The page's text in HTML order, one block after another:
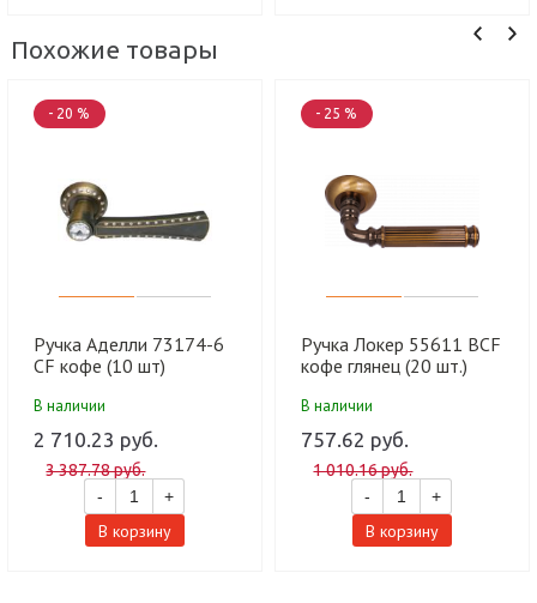
Похожие товары
- 20 %
Ручка Аделли 73174-6
CF кофе (10 шт)
В наличии
2 710.23 руб.
3 387.78 руб.
-
+
В корзину
- 25 %
Ручка Локер 55611 BCF
кофе глянец (20 шт.)
В наличии
757.62 руб.
1 010.16 руб.
-
+
В корзину